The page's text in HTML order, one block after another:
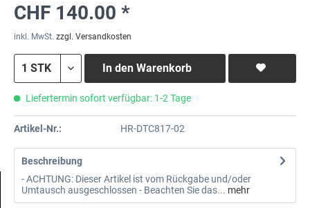
CHF 140.00 *
inkl. MwSt. zzgl. Versandkosten
In den Warenkorb
Liefertermin sofort verfügbar: 1-2 Tage
Artikel-Nr.: HR-DTC817-02
Beschreibung
- ACHTUNG: Dieser Artikel ist vom Rückgabe und/oder
Umtausch ausgeschlossen - Beachten Sie das... mehr